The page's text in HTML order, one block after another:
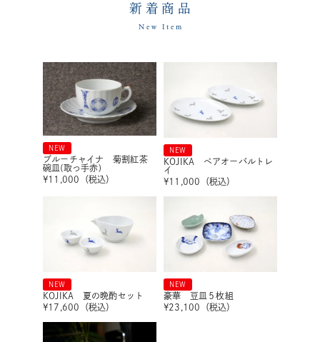
新着商品
New Item
NEW
ブルーチャイナ 菊割紅茶
碗皿(取っ手赤)
¥11,000 （税込）
NEW
KOJIKA ペアオーバルトレ
イ
¥11,000 （税込）
NEW
KOJIKA 夏の晩酌セット
¥17,600 （税込）
NEW
豪華 豆皿５枚組
¥23,100 （税込）